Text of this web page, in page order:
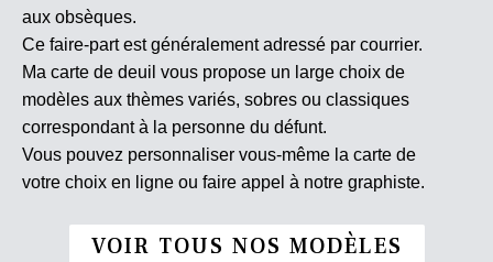
aux obsèques.
Ce faire-part est généralement adressé par courrier.
Ma carte de deuil vous propose un large choix de
modèles aux thèmes variés, sobres ou classiques
correspondant à la personne du défunt.
Vous pouvez personnaliser vous-même la carte de
votre choix en ligne ou faire appel à notre graphiste.
VOIR TOUS NOS MODÈLES